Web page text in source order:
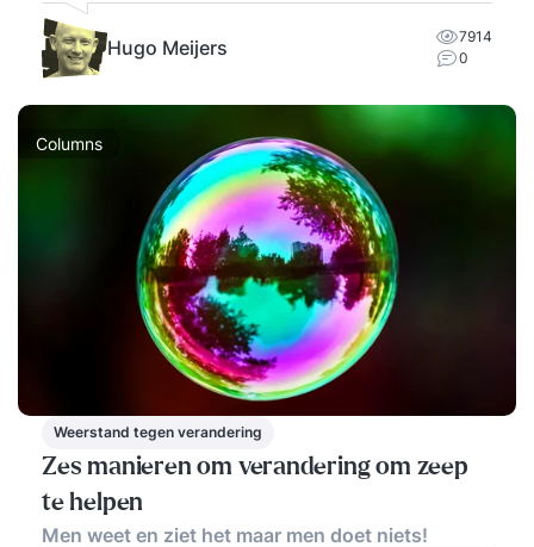
Hugo Meijers
7914
0
Columns
Weerstand tegen verandering
Zes manieren om verandering om zeep
te helpen
Men weet en ziet het maar men doet niets!